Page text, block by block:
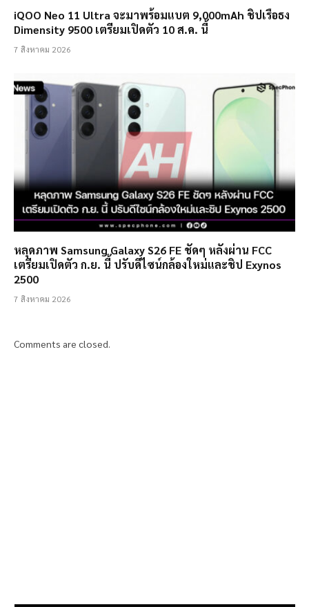
iQOO Neo 11 Ultra จะมาพร้อมแบต 9,000mAh ชิปเรือธง
Dimensity 9500 เตรียมเปิดตัว 10 ส.ค. นี้
7 สิงหาคม 2026
หลุดภาพ Samsung Galaxy S26 FE ชัดๆ หลังผ่าน FCC
เตรียมเปิดตัว ก.ย. นี้ ปรับดีไซน์กล้องใหม่และชิป Exynos
2500
7 สิงหาคม 2026
Comments are closed.